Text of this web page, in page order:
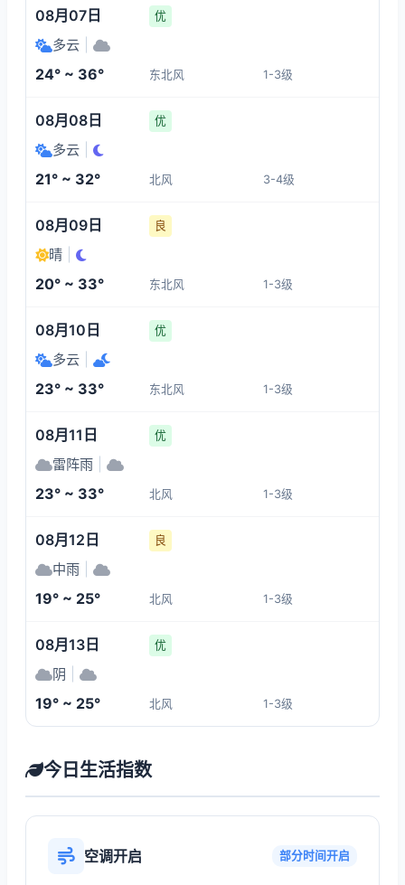
30°
1-3
32°
3-4 3-4
00:00
24°
01:00
3-4
08月07日 优
多云
24° ~ 36° 东北风 1-3级
08月08日 优
多云
21° ~ 32° 北风 3-4级
08月09日 良
晴
20° ~ 33° 东北风 1-3级
08月10日 优
多云
23° ~ 33° 东北风 1-3级
08月11日 优
雷阵雨
23° ~ 33° 北风 1-3级
08月12日 良
中雨
19° ~ 25° 北风 1-3级
08月13日 优
阴
19° ~ 25° 北风 1-3级
今日生活指数
空调开启 部分时间开启